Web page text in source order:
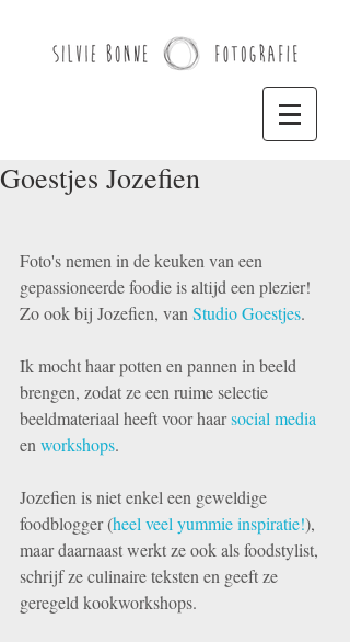
Goestjes Jozefien
Foto's nemen in de keuken van een
gepassioneerde foodie is altijd een plezier!
Zo ook bij Jozefien, van Studio Goestjes.
Ik mocht haar potten en pannen in beeld
brengen, zodat ze een ruime selectie
beeldmateriaal heeft voor haar social media
en workshops.
Jozefien is niet enkel een geweldige
foodblogger (heel veel yummie inspiratie!),
maar daarnaast werkt ze ook als foodstylist,
schrijf ze culinaire teksten en geeft ze
geregeld kookworkshops.